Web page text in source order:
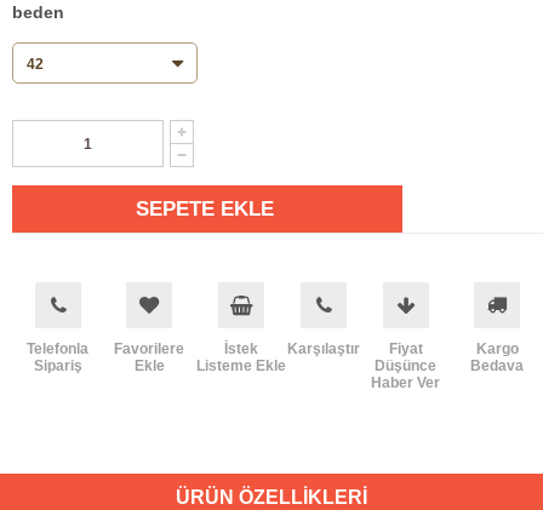
beden
Telefonla
Sipariş
Favorilere
Ekle
İstek
Listeme Ekle
Karşılaştır
Fiyat
Düşünce
Haber Ver
Kargo
Bedava
ÜRÜN ÖZELLIKLERI